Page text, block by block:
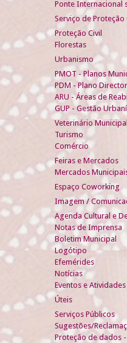
Ponte Internacional
Serviço de Proteção
Proteção Civil
Florestas
Urbanismo
PMOT - Planos
PDM - Plano
ARU - Áreas de
GUP - Gestão
Veterinário Municipal
Turismo
Comércio
Feiras e Mercados
Mercados
Espaço Coworking
Imagem /
Agenda Cultural e
Notas de Imprensa
Boletim Municipal
Logótipo
Efemérides
Notícias
Eventos e Atividades
Úteis
Serviços Públicos
Sugestões/
Proteção de dados -